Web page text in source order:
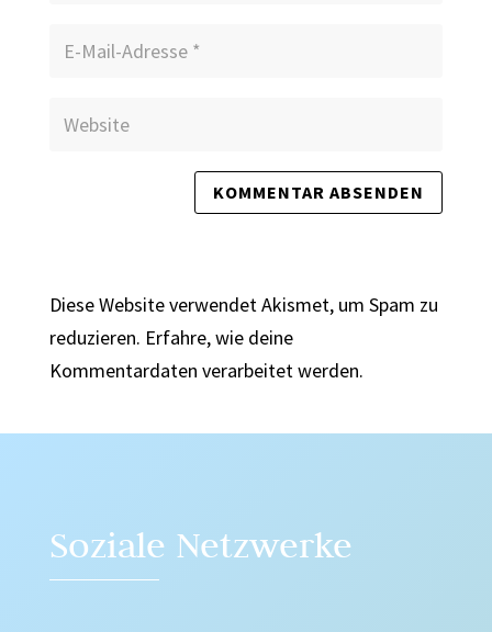
Diese Website verwendet Akismet, um Spam zu
reduzieren. Erfahre, wie deine
Kommentardaten verarbeitet werden.
Soziale Netzwerke